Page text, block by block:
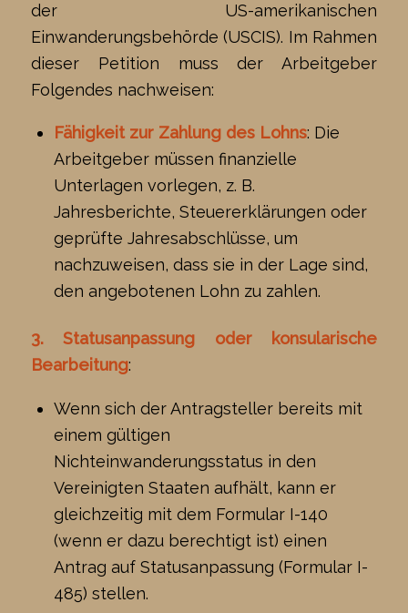
der US-amerikanischen
Einwanderungsbehörde (USCIS). Im Rahmen
dieser Petition muss der Arbeitgeber
Folgendes nachweisen:
Fähigkeit zur Zahlung des Lohns: Die
Arbeitgeber müssen finanzielle
Unterlagen vorlegen, z. B.
Jahresberichte, Steuererklärungen oder
geprüfte Jahresabschlüsse, um
nachzuweisen, dass sie in der Lage sind,
den angebotenen Lohn zu zahlen.
3. Statusanpassung oder konsularische
Bearbeitung:
Wenn sich der Antragsteller bereits mit
einem gültigen
Nichteinwanderungsstatus in den
Vereinigten Staaten aufhält, kann er
gleichzeitig mit dem Formular I-140
(wenn er dazu berechtigt ist) einen
Antrag auf Statusanpassung (Formular I-
485) stellen.